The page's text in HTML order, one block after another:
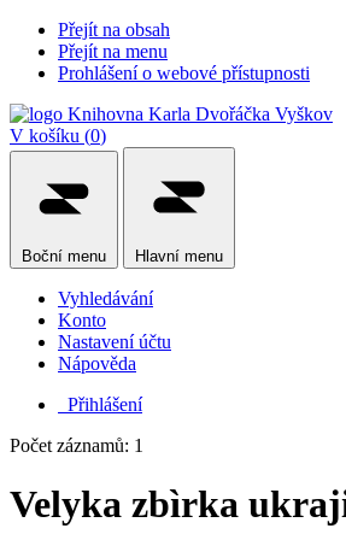
Přejít na obsah
Přejít na menu
Prohlášení o webové přístupnosti
V košíku (0)
Boční menu Hlavní menu
Vyhledávání
Konto
Nastavení účtu
Nápověda
Přihlášení
Počet záznamů: 1
Velyka zbìrka